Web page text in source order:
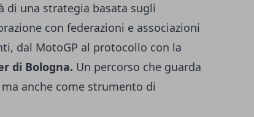
di una strategia basata sugli
con federazioni e associazioni
dal MotoGP al protocollo con la
di Bologna. Un percorso che guarda
anche come strumento di